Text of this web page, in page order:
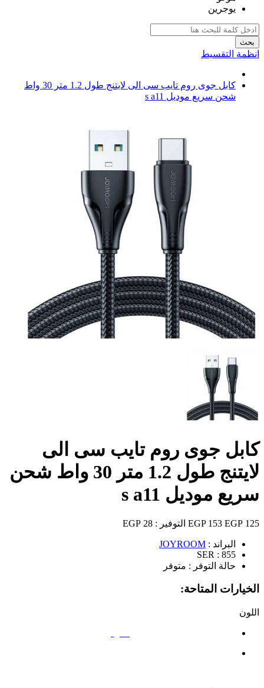
يوجرين
بحث
انظمة التقسيط
كابل جوى روم تايب سى الى لايتنج طول 1.2 متر 30 واط
شحن سريع موديل s a11
كابل جوى روم تايب سى الى
لايتنج طول 1.2 متر 30 واط شحن
سريع موديل s a11
125 EGP
153 EGP التوفير : 28 EGP
البراند : JOYROOM
SER : 855
حالة التوفر : متوفر
الخيارات المتاحة:
اللون